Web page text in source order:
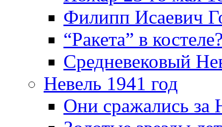
Филипп Исаевич
“Ракета” в
Средневековый
Невель 1941 год
Они сражались за